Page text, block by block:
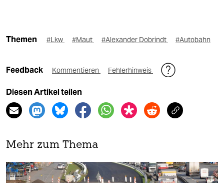
Themen #Lkw #Maut #Alexander Dobrindt #Autobahn
Feedback Kommentieren Fehlerhinweis
Diesen Artikel teilen
Mehr zum Thema